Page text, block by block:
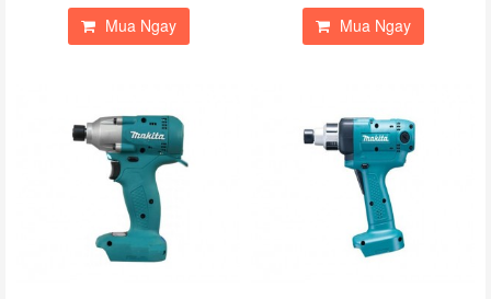
Mua Ngay
Mua Ngay